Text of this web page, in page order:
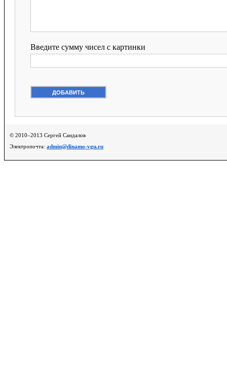
Введите сумму чисел с картинки
© 2010–2013 Сергей Сандалов
Электропочта: admin@dinamo-vgu.ru